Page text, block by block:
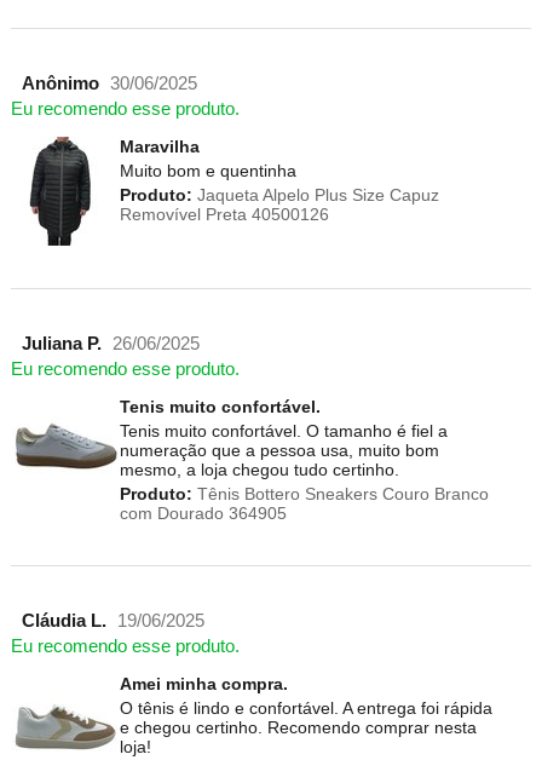
Anônimo 30/06/2025
Eu recomendo esse produto.
Maravilha
Muito bom e quentinha
Produto: Jaqueta Alpelo Plus Size Capuz
Removível Preta 40500126
Juliana P.
26/06/2025
Eu recomendo esse produto.
Tenis muito confortável.
Tenis muito confortável. O tamanho é fiel a
numeração que a pessoa usa, muito bom
mesmo, a loja chegou tudo certinho.
Produto: Tênis Bottero Sneakers Couro Branco
com Dourado 364905
Cláudia L.
19/06/2025
Eu recomendo esse produto.
Amei minha compra.
O tênis é lindo e confortável. A entrega foi rápida
e chegou certinho. Recomendo comprar nesta
loja!